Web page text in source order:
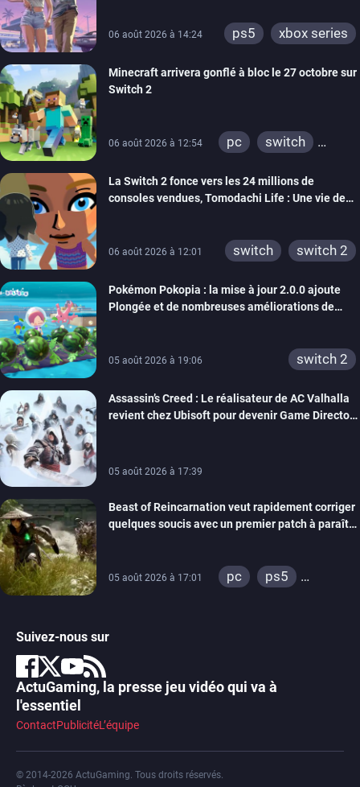
06 août 2026 à 14:24 ps5 xbox series
Minecraft arrivera gonflé à bloc le 27 octobre sur
Switch 2
06 août 2026 à 12:54 pc
switch
xbox one
wiiu
3ds
ps3
switch 2
La Switch 2 fonce vers les 24 millions de
consoles vendues, Tomodachi Life : Une vie de
06 août 2026 à 12:01 switch switch 2
Pokémon Pokopia : la mise à jour 2.0.0 ajoute
Plongée et de nombreuses améliorations de
05 août 2026 à 19:06 switch 2
Assassin’s Creed : Le réalisateur de AC Valhalla
revient chez Ubisoft pour devenir Game Director
05 août 2026 à 17:39
Beast of Reincarnation veut rapidement corriger
quelques soucis avec un premier patch à paraître
05 août 2026 à 17:01 pc
ps5
Suivez-nous sur
ActuGaming, la presse jeu vidéo qui va à
l'essentiel
ContactPublicitéL’équipe
© 2014-2026 ActuGaming. Tous droits réservés.